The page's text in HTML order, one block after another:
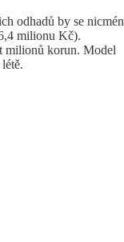
odhadů by se
milionu Kč).
milionů korun. Model